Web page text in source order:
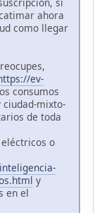
ahora
como llegar
ev-
consumos
mixto-
de toda
o
y
en el